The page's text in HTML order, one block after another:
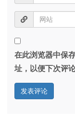
在此浏览器中保
址，以便下次评